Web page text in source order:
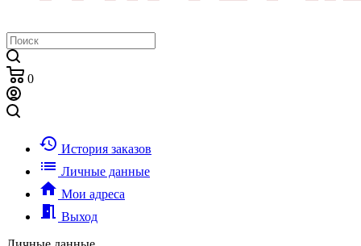
0
history История заказов
list Личные данные
home Мои адреса
meeting_room Выход